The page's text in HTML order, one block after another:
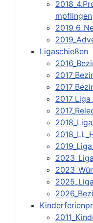
mpflingen
Ligaschießen